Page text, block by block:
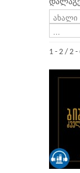
1 - 2 / 2